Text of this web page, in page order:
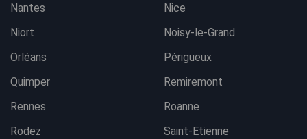
Nantes
Nice
Niort
Noisy-le-Grand
Orléans
Périgueux
Quimper
Remiremont
Rennes
Roanne
Rodez
Saint-Etienne